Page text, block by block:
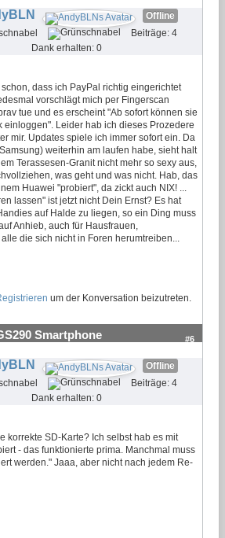
Offline
Beiträge: 4
Dank erhalten: 0
dass ich PayPal richtig eingerichtet
vorschlägt mich per Fingerscan
tue und es erscheint "Ab sofort können sie
einloggen". Leider hab ich dieses Prozedere
mir. Updates spiele ich immer sofort ein. Da
weiterhin am laufen habe, sieht halt
Terassesen-Granit nicht mehr so sexy aus,
was geht und was nicht. Hab, das
Huawei "probiert", da zickt auch NIX! ...
lassen" ist jetzt nicht Dein Ernst? Es hat
auf Halde zu liegen, so ein Ding muss
Anhieb, auch für Hausfrauen,
die sich nicht in Foren herumtreiben...
um der Konversation beizutreten.
Smartphone #6
Offline
Beiträge: 4
Dank erhalten: 0
korrekte SD-Karte? Ich selbst hab es mit
- das funktionierte prima. Manchmal muss
werden." Jaaa, aber nicht nach jedem Re-